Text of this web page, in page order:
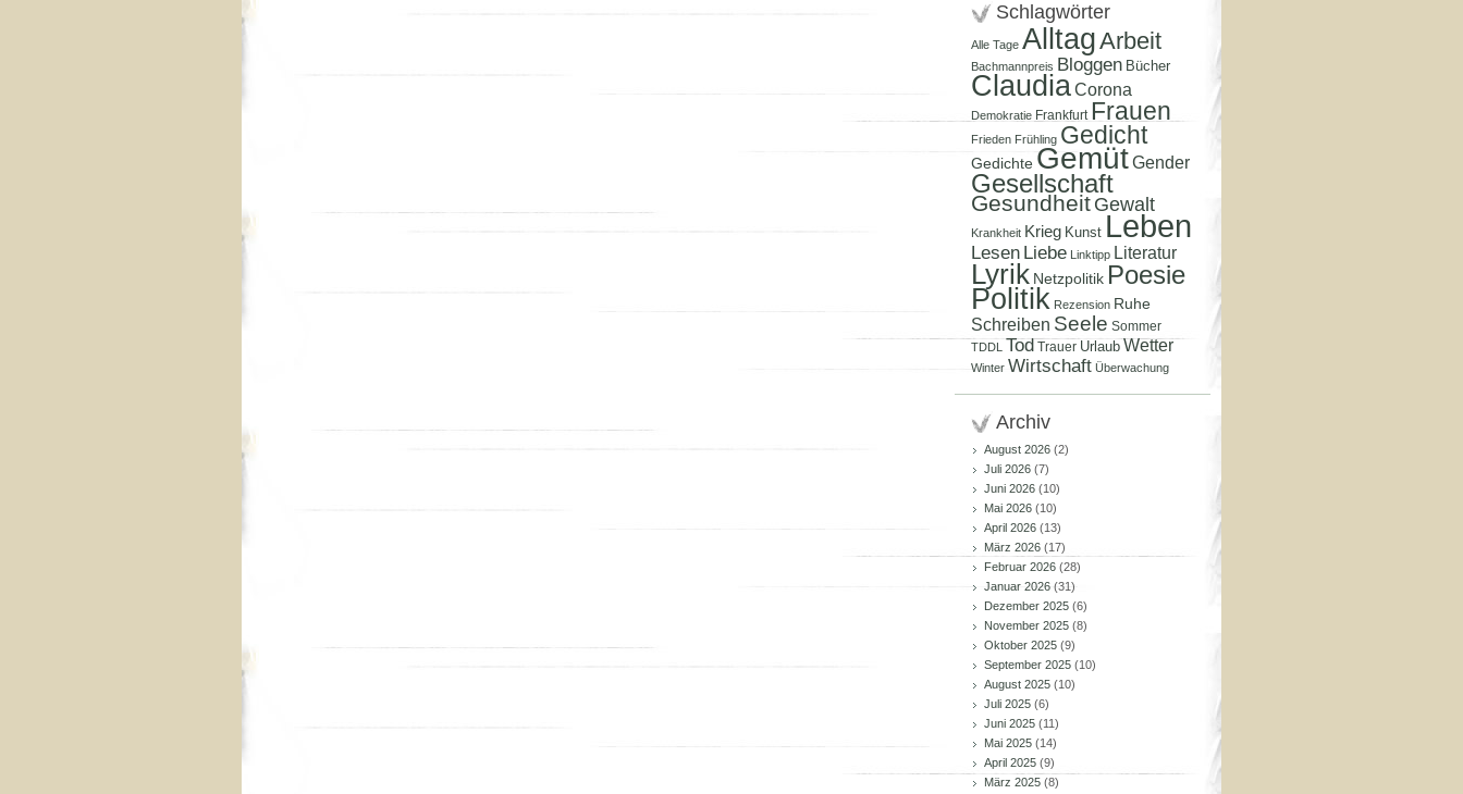
Schlagwörter
Alle Tage AlltagArbeit
Bachmannpreis Bloggen Bücher
ClaudiaCorona
Demokratie Frankfurt Frauen
Frieden Frühling Gedicht
Gedichte GemütGender
Gesellschaft
Gesundheit Gewalt
Krankheit Krieg Kunst Leben
Lesen Liebe Linktipp Literatur
Lyrik Netzpolitik Poesie
Politik Rezension Ruhe
Schreiben Seele Sommer
TDDL Tod Trauer Urlaub Wetter
Winter Wirtschaft Überwachung
Archiv
August 2026 (2)
Juli 2026 (7)
Juni 2026 (10)
Mai 2026 (10)
April 2026 (13)
März 2026 (17)
Februar 2026 (28)
Januar 2026 (31)
Dezember 2025 (6)
November 2025 (8)
Oktober 2025 (9)
September 2025 (10)
August 2025 (10)
Juli 2025 (6)
Juni 2025 (11)
Mai 2025 (14)
April 2025 (9)
März 2025 (8)